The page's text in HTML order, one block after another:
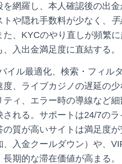
を網羅し、本人確認後の出
や隠れ手数料が少なく、
た、KYCのやり直しが頻繁
入出金満足度に直結する。
イル最適化、検索・フィル
度、ライブカジノの遅延の
ティ、エラー時の導線など
される。サポートは24/7の
の質が高いサイトは満足度
、入金クールダウン）や、
期的な滞在価値が高まる。